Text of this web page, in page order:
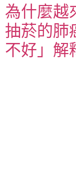
為什麼越
抽菸的肺
不好」解